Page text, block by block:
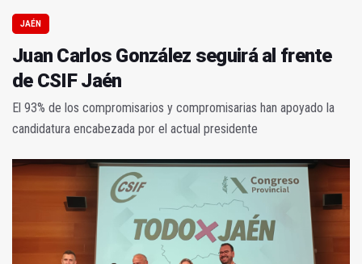
JAÉN
Juan Carlos González seguirá al frente
de CSIF Jaén
El 93% de los compromisarios y compromisarias han apoyado la
candidatura encabezada por el actual presidente